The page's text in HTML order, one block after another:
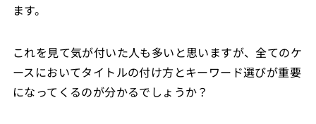
ます。
これを見て気が付いた人も多いと思いますが、全てのケ
ースにおいてタイトルの付け方とキーワード選びが重要
になってくるのが分かるでしょうか？